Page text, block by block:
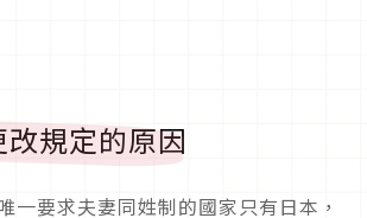
規定的原因
一要求夫妻同姓制的國家只有日本，